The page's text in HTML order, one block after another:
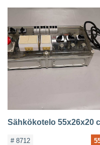
Sähkökotelo 55x26x20
# 8712